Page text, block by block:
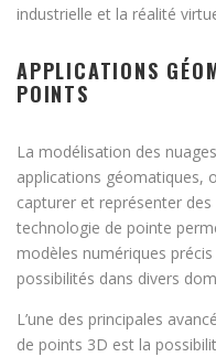
industrielle et la réalité
APPLICATIONS
POINTS
La modélisation des
applications géomatiques,
capturer et représenter
technologie de pointe
modèles numériques
possibilités dans divers
L’une des principales
de points 3D est la